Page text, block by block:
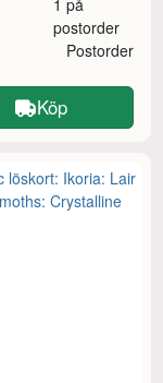
1 på
postorder
Postorder
Köp